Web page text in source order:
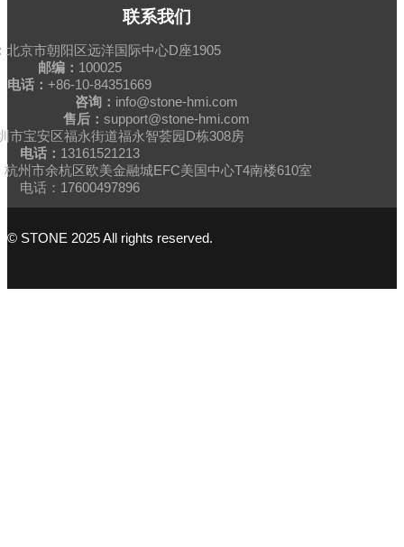
联系我们
北京市朝阳区远洋国际中心D座1905
邮编： 100025
电话： +86-10-84351669
咨询： info@stone-hmi.com
售后： support@stone-hmi.com
市宝安区福永街道福永智荟园D栋308房
电话： 13161521213
杭州市余杭区欧美金融城EFC美国中心T4南楼610室
电话：17600497896
© STONE 2025 All rights reserved.